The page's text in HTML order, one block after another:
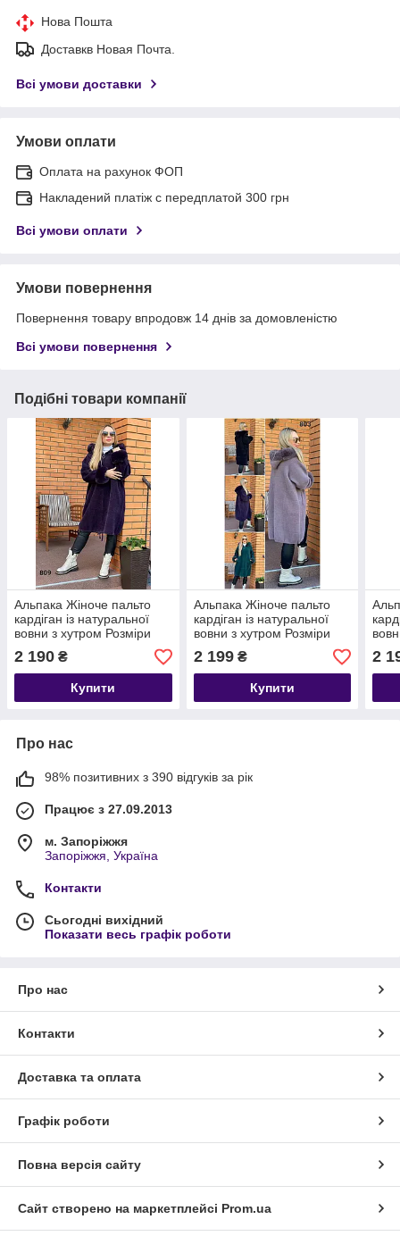
Нова Пошта
Доставкв Новая Почта.
Всі умови доставки
Умови оплати
Оплата на рахунок ФОП
Накладений платіж с передплатой 300 грн
Всі умови оплати
Умови повернення
Повернення товару впродовж 14 днів за домовленістю
Всі умови повернення
Подібні товари компанії
Альпака Жіноче пальто
кардіган із натуральної
вовни з хутром Розміри
54-62
2 190 ₴
Купити
Альпака Жіноче пальто
кардіган із натуральної
вовни з хутром Розміри
54-62
2 199₴
Купити
54-
2
Про нас
98% позитивних з 390 відгуків за рік
Працює з 27.09.2013
м. Запоріжжя
Запоріжжя, Україна
Контакти
Сьогодні вихідний
Показати весь графік роботи
Про нас
Контакти
Доставка та оплата
Графік роботи
Повна версія сайту
Сайт створено на маркетплейсі Prom.ua